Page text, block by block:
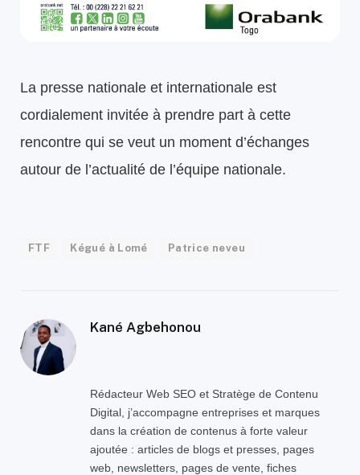
La presse nationale et internationale est
cordialement invitée à prendre part à cette
rencontre qui se veut un moment d’échanges
autour de l’actualité de l’équipe nationale.
FTF Kégué à Lomé Patrice neveu
Kané Agbehonou
Rédacteur Web SEO et Stratège de Contenu
Digital, j’accompagne entreprises et marques
dans la création de contenus à forte valeur
ajoutée : articles de blogs et presses, pages
web, newsletters, pages de vente, fiches